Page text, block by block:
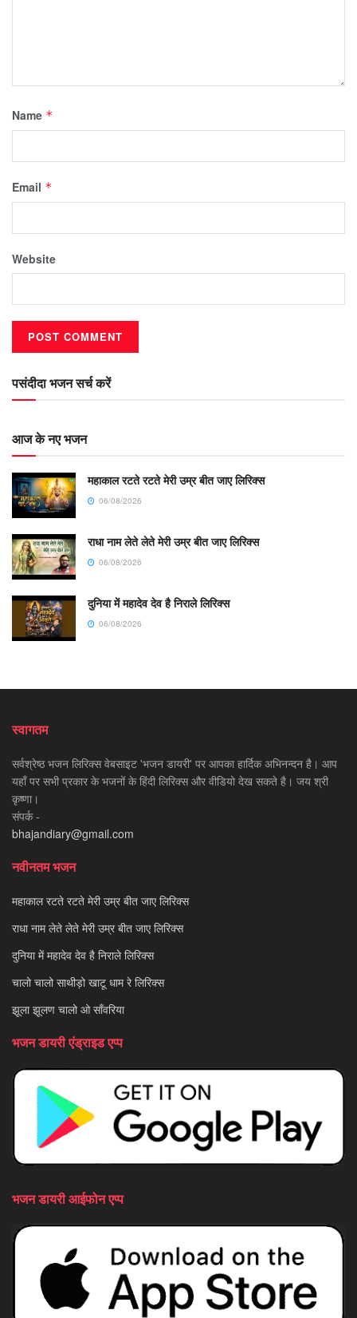
Name *
Email *
Website
पसंदीदा भजन सर्च करें
आज के नए भजन
महाकाल रटते रटते मेरी उम्र बीत जाए लिरिक्स
06/08/2026
राधा नाम लेते लेते मेरी उम्र बीत जाए लिरिक्स
06/08/2026
दुनिया में महादेव देव है निराले लिरिक्स
06/08/2026
स्वागतम
सर्वश्रेष्ठ भजन लिरिक्स वेबसाइट 'भजन डायरी' पर आपका हार्दिक अभिनन्दन है। आप
यहाँ पर सभी प्रकार के भजनों के हिंदी लिरिक्स और वीडियो देख सकते है। जय श्री
कृष्णा।
संपर्क -
bhajandiary@gmail.com
नवीनतम भजन
महाकाल रटते रटते मेरी उम्र बीत जाए लिरिक्स
राधा नाम लेते लेते मेरी उम्र बीत जाए लिरिक्स
दुनिया में महादेव देव है निराले लिरिक्स
चालो चालो साथीड़ो खाटू धाम रे लिरिक्स
झूला झूलण चालो ओ साँवरिया
भजन डायरी एंड्राइड एप्प
भजन डायरी आईफोन एप्प